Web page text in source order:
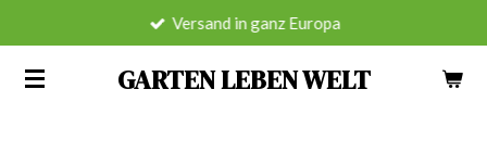
springen
GARTEN LEBEN WELT
Versand in ganz Europa